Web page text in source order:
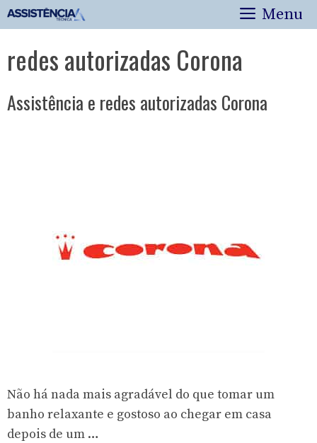
Pular
para
conteúdo
Menu
redes autorizadas Corona
Assistência e redes autorizadas Corona
Não há nada mais agradável do que tomar um
banho relaxante e gostoso ao chegar em casa
depois de um …